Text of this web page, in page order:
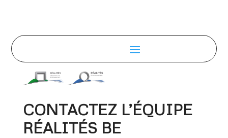
CONTACTEZ L’ÉQUIPE
RÉALITÉS BE